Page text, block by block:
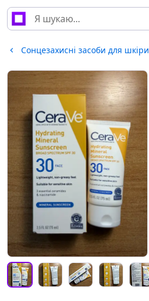
Сонцезахисні засоби для шкіри